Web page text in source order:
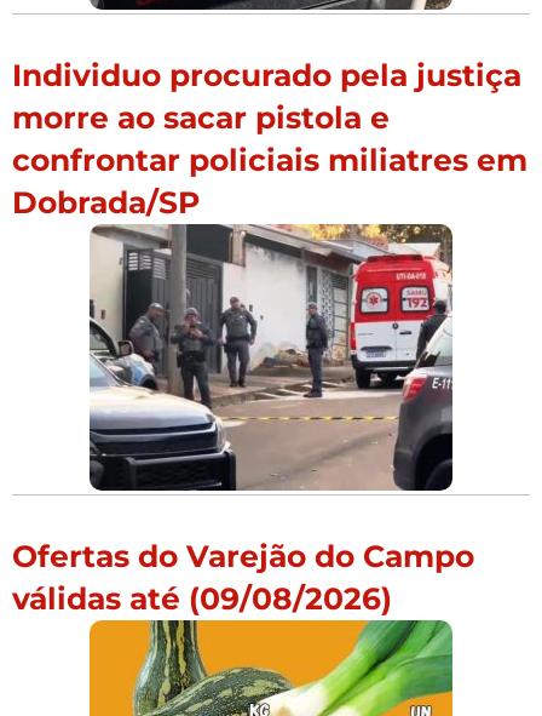
Individuo procurado pela justiça
morre ao sacar pistola e
confrontar policiais miliatres em
Dobrada/SP
Ofertas do Varejão do Campo
válidas até (09/08/2026)